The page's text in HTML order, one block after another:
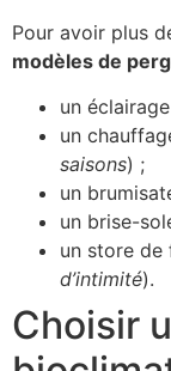
Pour avoir plus
modèles de
un
un
saisons) ;
un
un brise-
un store de
d’intimité).
Choisir